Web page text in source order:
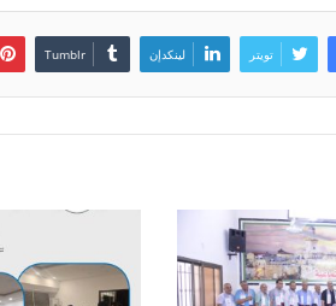
تويتر لينكدإن